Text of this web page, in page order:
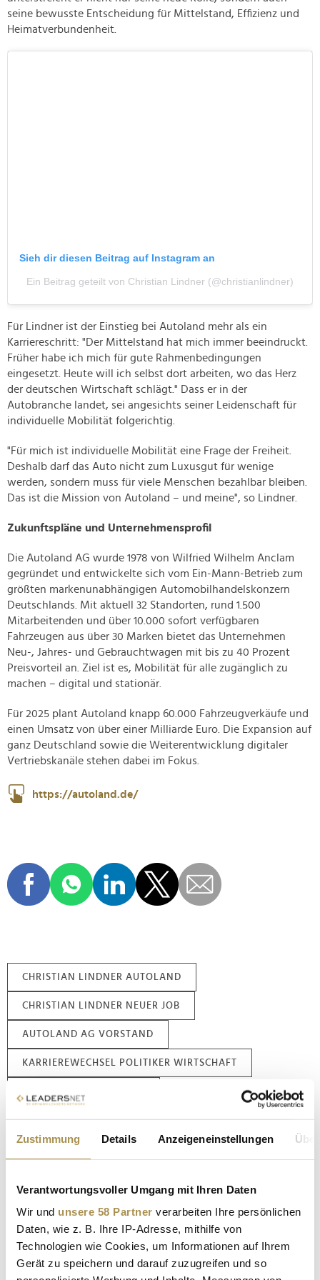
Zustimmung Details Anzeigeneinstellungen
Verantwortungsvoller Umgang mit Ihren Daten
Wir und unsere 58 Partner verarbeiten Ihre persönlichen
Daten, wie z. B. Ihre IP-Adresse, mithilfe von
Technologien wie Cookies, um Informationen auf Ihrem
Gerät zu speichern und darauf zuzugreifen und so
seine bewusste Entscheidung für Mittelstand, Effizienz und
Heimatverbundenheit.
Sieh dir diesen Beitrag auf Instagram an
Ein Beitrag geteilt von Christian Lindner (@christianlindner)
Für Lindner ist der Einstieg bei Autoland mehr als ein
Karriereschritt: "Der Mittelstand hat mich immer beeindruckt.
Früher habe ich mich für gute Rahmenbedingungen
eingesetzt. Heute will ich selbst dort arbeiten, wo das Herz
der deutschen Wirtschaft schlägt." Dass er in der
Autobranche landet, sei angesichts seiner Leidenschaft für
individuelle Mobilität folgerichtig.
"Für mich ist individuelle Mobilität eine Frage der Freiheit.
Deshalb darf das Auto nicht zum Luxusgut für wenige
werden, sondern muss für viele Menschen bezahlbar bleiben.
Das ist die Mission von Autoland – und meine", so Lindner.
Zukunftspläne und Unternehmensprofil
Die Autoland AG wurde 1978 von Wilfried Wilhelm Anclam
gegründet und entwickelte sich vom Ein-Mann-Betrieb zum
größten markenunabhängigen Automobilhandelskonzern
Deutschlands. Mit aktuell 32 Standorten, rund 1.500
Mitarbeitenden und über 10.000 sofort verfügbaren
Fahrzeugen aus über 30 Marken bietet das Unternehmen
Neu-, Jahres- und Gebrauchtwagen mit bis zu 40 Prozent
Preisvorteil an. Ziel ist es, Mobilität für alle zugänglich zu
machen – digital und stationär.
Für 2025 plant Autoland knapp 60.000 Fahrzeugverkäufe und
einen Umsatz von über einer Milliarde Euro. Die Expansion auf
ganz Deutschland sowie die Weiterentwicklung digitaler
Vertriebskanäle stehen dabei im Fokus.
https://autoland.de/
CHRISTIAN LINDNER AUTOLAND
CHRISTIAN LINDNER NEUER JOB
AUTOLAND AG VORSTAND
KARRIEREWECHSEL POLITIKER WIRTSCHAFT
GEBRAUCHTWAGENHANDEL DEUTSCHLAND
FÜHRUNGSKRÄFTE AUTOMOBILBRANCHE
MITTELSTAND AUTOMOBILWIRTSCHAFT